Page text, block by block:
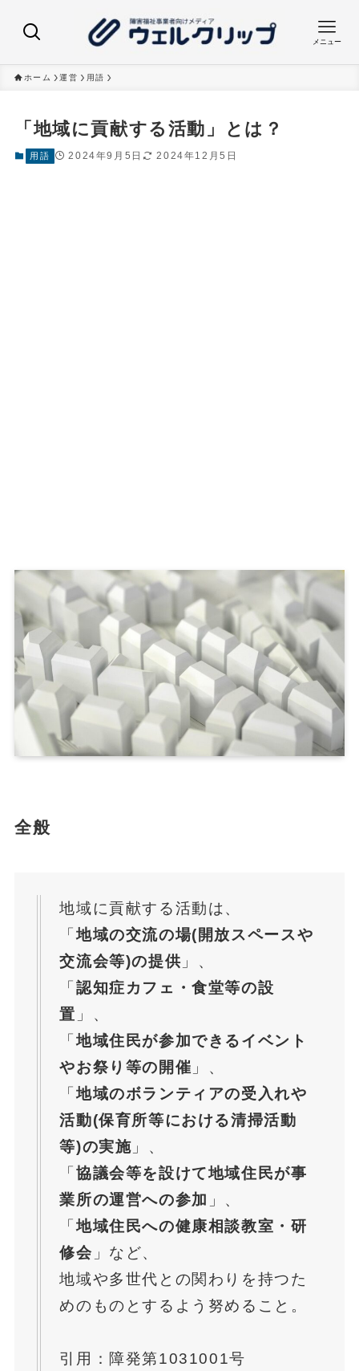
メニュー
ホーム 運営 用語
「地域に貢献する活動」とは？
用語 2024年9月5日 2024年12月5日
全般
地域に貢献する活動は、
「地域の交流の場(開放スペースや
交流会等)の提供 」、
「 認知症カフェ・食堂等の設
置 」、
「地域住民が参加できるイベント
やお祭り等の開催 」、
「地域のボランティアの受入れや
活動(保育所等における清掃活動
等)の実施 」、
「 協議会等を設けて地域住民が事
業所の運営への参加 」、
「地域住民への健康相談教室・研
修会 」など、
地域や多世代との関わりを持つた
めのものとするよう努めること。
引用： 障発第1031001号